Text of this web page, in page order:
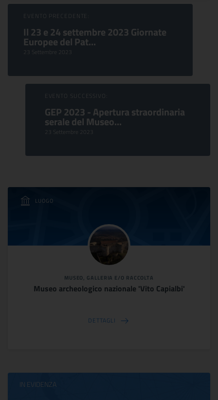
Sfoglia Eventi
EVENTO PRECEDENTE:
Il 23 e 24 settembre 2023 Giornate
Europee del Pat...
23 Settembre 2023
EVENTO SUCCESSIVO:
GEP 2023 - Apertura straordinaria
serale del Museo...
23 Settembre 2023
LUOGO
MUSEO, GALLERIA E/O RACCOLTA
Museo archeologico nazionale 'Vito Capialbi'
DETTAGLI
IN EVIDENZA